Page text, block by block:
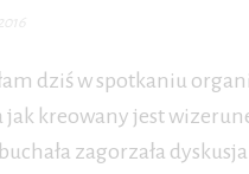
dziś w spotkaniu
jak kreowany jest
zagorzała